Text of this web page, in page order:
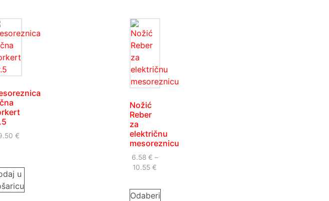
€
u
Nožić
Reber
za
električnu
mesoreznicu
6.58 € –
10.55€
Odaberi